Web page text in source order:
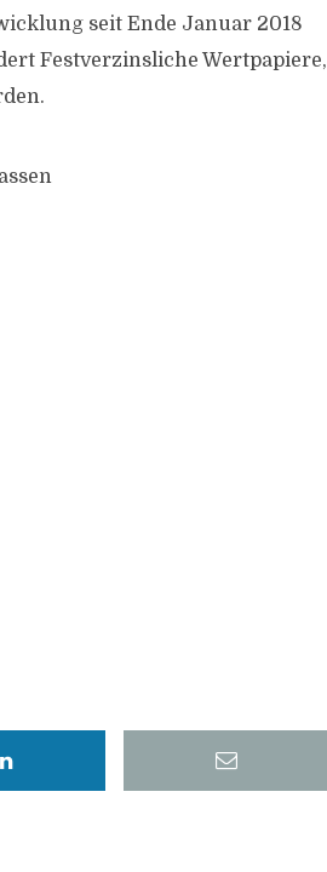
seit Ende Januar 2018
Festverzinsliche Wertpapiere,